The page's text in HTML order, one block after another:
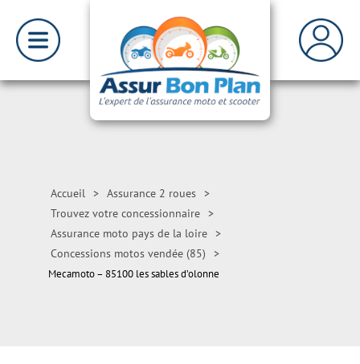
Accueil > Assurance 2 roues >
Trouvez votre concessionnaire >
Assurance moto pays de la loire >
Concessions motos vendée (85)
>
Mecamoto – 85100 les sables d’olonne